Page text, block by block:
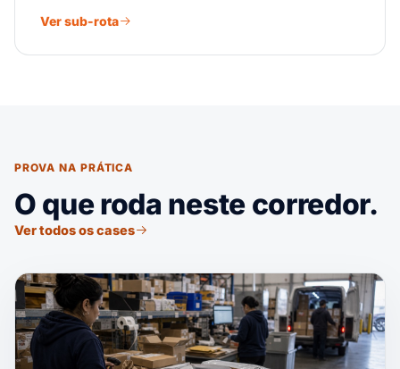
Ver sub-rota
PROVA NA PRÁTICA
O que roda neste corredor.
Ver todos os cases